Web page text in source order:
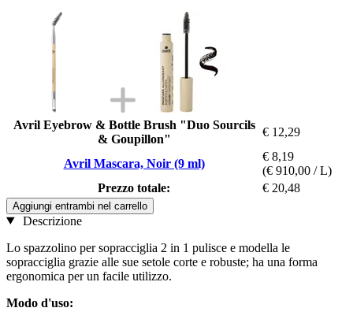
Avril Eyebrow & Bottle Brush "Duo Sourcils
& Goupillon"
€ 12,29
Avril Mascara, Noir (9 ml)
€ 8,19
(€ 910,00 / L)
Prezzo totale:
€ 20,48
Aggiungi entrambi nel carrello
Descrizione
Lo spazzolino per sopracciglia 2 in 1 pulisce e modella le
sopracciglia grazie alle sue setole corte e robuste; ha una forma
ergonomica per un facile utilizzo.
Modo d'uso: